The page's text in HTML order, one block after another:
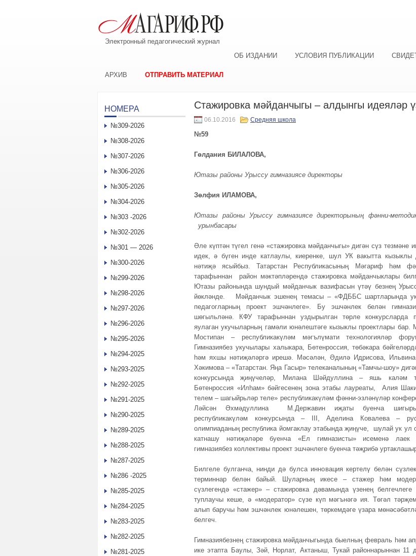
Электронный педагогический журнал
ОБ ИЗДАНИИ
УСЛОВИЯ ПУБЛИКАЦИИ
АРХИВ ОТПРАВИТЬ МАТЕРИАЛ
Стажировка мәйданчыгы – алдынгы идеяләр
06.10.2016 Средняя школа
№59
Гөлдания БИЛАЛОВА,
Ютазы районы Урыссу гимназиясе директоры
Зөлфия ИЛАМОВА,
Ютазы районыУрыссу гимназиясе директорының фәнни-
урынбасары
Әле күптән түгел генә «стажировка мәйданчыгы» дигән сүз тезмәне
идек, ә бүген инде катлаулы, киеренке, шул УК вакытта кызыклы
нәтиҗә ясыйбыз. Татарстан Республикасының Мәгариф һәм
тарафыннан район мәктәпләрендә стажировка мәйданчыклары
Ютазы районында шундый мәйданчык вазифасын үтәү безнең
йөкләнде. Мәйданчык эшенең темасы – «ФДББС шартларында
педагогларның проект эшчәнлеге». Бу эшчәнлек белән
шөгыльләнә. КФУ тарафыннан уздырылган төрле конкурсларда
яулаган укучыларның гамәли юнәлештәге кызыклы проектлары бар.
Мостипан – республикакүләм мәгълүмати технологияләр
Гимназиябез укучылары халыкара, Бөтенроссия, төбәкара
һәм яхшы нәтиҗәләргә ирешә. Мәсәлән, Әдилә Идрисова,
Хәкимова – «Татарстан. Яңа Гасыр» телеканалының «Тамчы-шоу»
конкурсында җиңүчеләр, Милана Шәйдуллина – яшь каләм
Бөтенроссия «Илһам» бәйгесенең зона этабы лауреаты, Алия
телем – шагыйрьләр теле» республикакүләм фәнни-эзләнүләр
Ләйсән Әхмәдуллина М.Державин иҗаты буенча шигырь
республикакүләм конкурсында – III, Аделина Ковалева –
олимпиаданың республика йомгаклау этабында җиңүче, шулай ук ул
катнашу нәтиҗәләре буенча «Ел гимназисты» исеменә
гимназиябез коллективы проект эшчәнлеге буенча тәҗрибә
Билгеле булганча, нинди дә булса инновация кертелү белән
терминнар белән байый. Шуларның икесе – стажер һәм
сүзлегендә «стажер» – стажировка дәвамында үзенең белгечлеге
туплаучы кеше, ә «модератор» сүзе күп мәгънәгә ия. Төгәл
алып баручы һәм эшчәнлек юнәлешен, төркемдәге үзара
белгеч.
Гимназиябезнең стажировка мәйданчыгында быелның февраль һәм
ике этапта Баулы, Зәй, Норлат, Актаныш, Тукай районнарыннан 11
НОМЕРА
№309-2026
№308-2026
№307-2026
№306-2026
№305-2026
№304-2026
№303 -2026
№302-2026
№301 — 2026
№300-2026
№299-2026
№298-2026
№297-2026
№296-2026
№295-2026
№294-2025
№293-2025
№292-2025
№291-2025
№290-2025
№289-2025
№288-2025
№287-2025
№286 -2025
№285-2025
№284-2025
№283-2025
№282-2025
№281-2025